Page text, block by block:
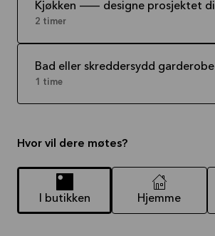
Kjøkken -- designe prosjektet ditt
2 timer
Bad eller skreddersydd garderobe
1 time
Hvor vil dere møtes?
I butikken Hjemme